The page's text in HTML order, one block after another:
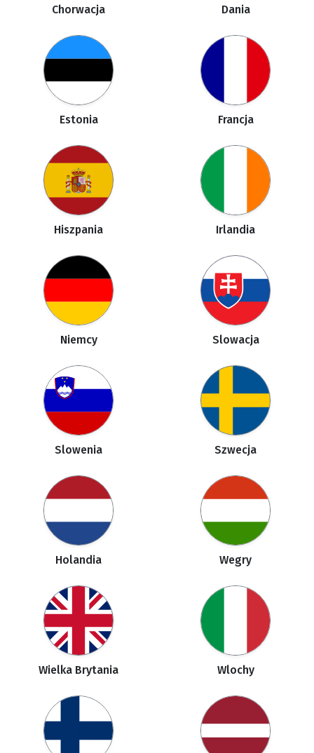
Chorwacja Dania
Estonia Francja
Hiszpania Irlandia
Niemcy Slowacja
Slowenia Szwecja
Holandia Wegry
Wielka Brytania Wlochy